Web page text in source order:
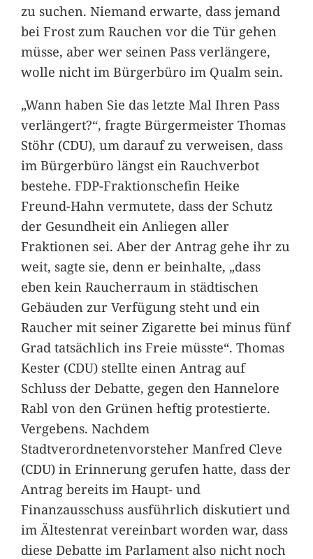
zu suchen. Niemand erwarte, dass jemand
bei Frost zum Rauchen vor die Tür gehen
müsse, aber wer seinen Pass verlängere,
wolle nicht im Bürgerbüro im Qualm sein.
„Wann haben Sie das letzte Mal Ihren Pass
verlängert?“, fragte Bürgermeister Thomas
Stöhr (CDU), um darauf zu verweisen, dass
im Bürgerbüro längst ein Rauchverbot
bestehe. FDP-Fraktionschefin Heike
Freund-Hahn vermutete, dass der Schutz
der Gesundheit ein Anliegen aller
Fraktionen sei. Aber der Antrag gehe ihr zu
weit, sagte sie, denn er beinhalte, „dass
eben kein Raucherraum in städtischen
Gebäuden zur Verfügung steht und ein
Raucher mit seiner Zigarette bei minus fünf
Grad tatsächlich ins Freie müsste“. Thomas
Kester (CDU) stellte einen Antrag auf
Schluss der Debatte, gegen den Hannelore
Rabl von den Grünen heftig protestierte.
Vergebens. Nachdem
Stadtverordnetenvorsteher Manfred Cleve
(CDU) in Erinnerung gerufen hatte, dass der
Antrag bereits im Haupt- und
Finanzausschuss ausführlich diskutiert und
im Ältestenrat vereinbart worden war, dass
diese Debatte im Parlament also nicht noch